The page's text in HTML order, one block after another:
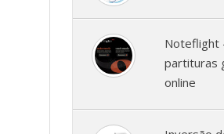
Noteflight
partituras
online